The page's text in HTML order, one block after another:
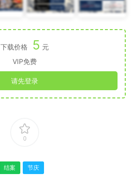
下载价格 5 元
VIP免费
请先登录
0
结案 节庆